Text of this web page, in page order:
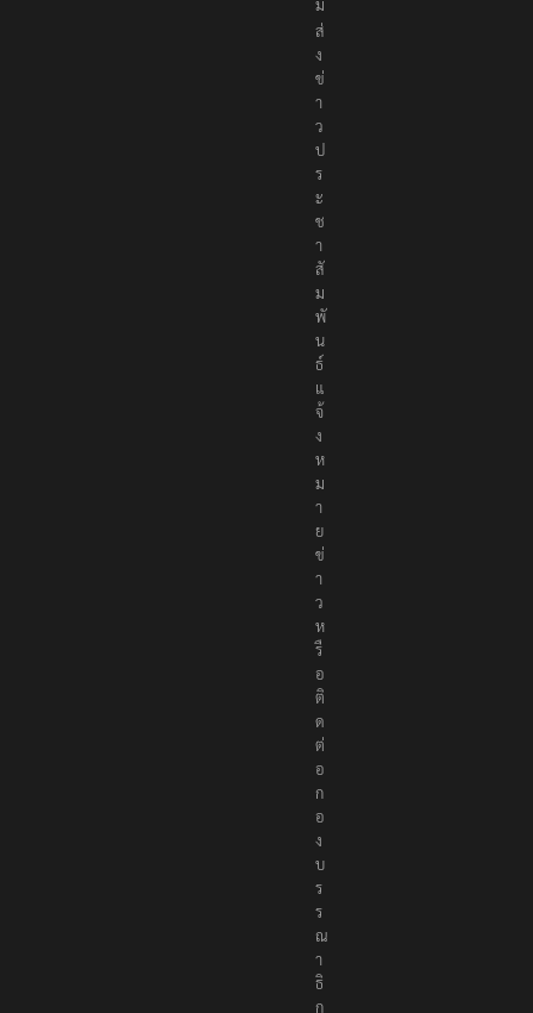
ม
ส่
ง
ข่
า
ว
ป
ร
ะ
ช
า
สั
ม
พั
น
ธ์
แ
จ้
ง
ห
ม
า
ย
ข่
า
ว
ห
รื
อ
ติ
ด
ต่
อ
ก
อ
ง
บ
ร
ร
ณ
า
ธิ
ก